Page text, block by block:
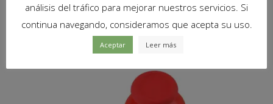
análisis del tráfico para mejorar nuestros servicios. Si
continua navegando, consideramos que acepta su uso.
Aceptar Leer más